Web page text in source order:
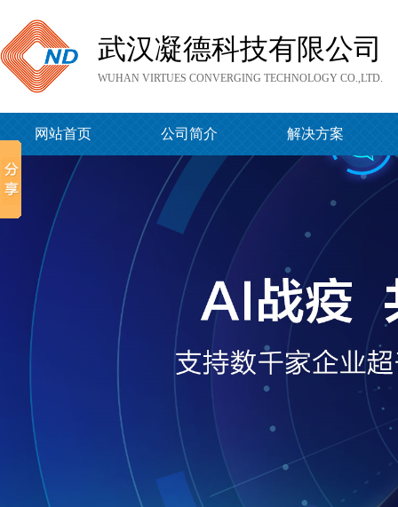
武汉凝德科技有限公司
WUHAN VIRTUES CONVERGING TECHNOLOGY CO.,LTD.
网站首页 公司简介 解决方案